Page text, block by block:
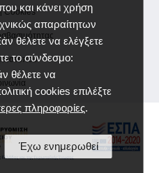
και κάνει χρήση
απαραίτητων
θέλετε να ελέγξετε
το σύνδεσμο:
θέλετε να
cookies επιλέξτε
πληροφορίες.
Έχω ενημερωθεί
Cookies